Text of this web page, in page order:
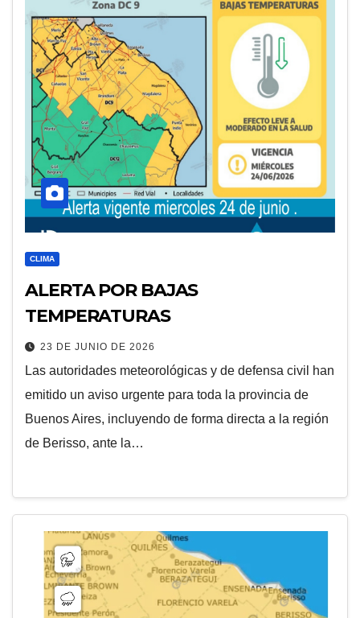
CLIMA
ALERTA POR BAJAS
TEMPERATURAS
23 DE JUNIO DE 2026
Las autoridades meteorológicas y de defensa civil han
emitido un aviso urgente para toda la provincia de
Buenos Aires, incluyendo de forma directa a la región
de Berisso, ante la…